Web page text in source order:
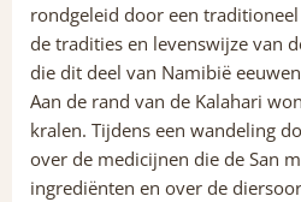
rondgeleid door een
de tradities en levenswijze van
die dit deel van Namibië
Aan de rand van de Kalahari
kralen. Tijdens een wandeling
over de medicijnen die de San
ingrediënten en over de